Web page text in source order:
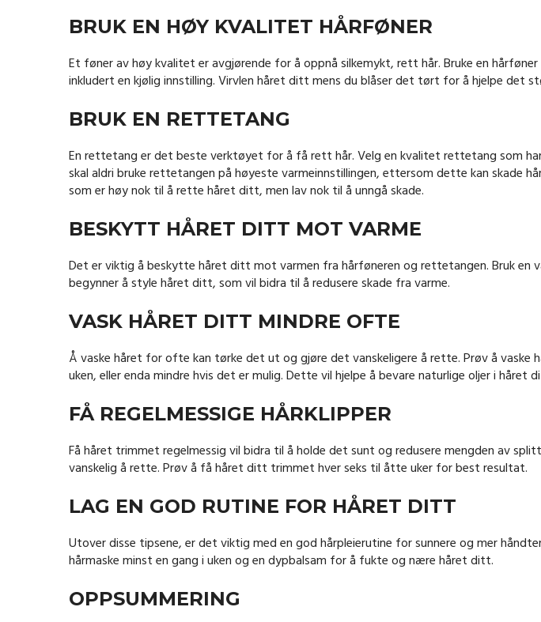
BRUK EN HØY KVALITET HÅRFØNER
Et føner av høy kvalitet er avgjørende for å oppnå silkemykt, rett hår. Bruke en
inkludert en kjølig innstilling. Virvlen håret ditt mens du blåser det tørt for å hjelpe det
BRUK EN RETTETANG
En rettetang er det beste verktøyet for å få rett hår. Velg en kvalitet rettetang som
skal aldri bruke rettetangen på høyeste varmeinnstillingen, ettersom dette kan skade
som er høy nok til å rette håret ditt, men lav nok til å unngå skade.
BESKYTT HÅRET DITT MOT VARME
Det er viktig å beskytte håret ditt mot varmen fra hårføneren og rettetangen. Bruk en
begynner å style håret ditt, som vil bidra til å redusere skade fra varme.
VASK HÅRET DITT MINDRE OFTE
Å vaske håret for ofte kan tørke det ut og gjøre det vanskeligere å rette. Prøv å
uken, eller enda mindre hvis det er mulig. Dette vil hjelpe å bevare naturlige oljer i
FÅ REGELMESSIGE HÅRKLIPPER
Få håret trimmet regelmessig vil bidra til å holde det sunt og redusere mengden av
vanskelig å rette. Prøv å få håret ditt trimmet hver seks til åtte uker for best resultat.
LAG EN GOD RUTINE FOR HÅRET DITT
Utover disse tipsene, er det viktig med en god hårpleierutine for sunnere og mer
hårmaske minst en gang i uken og en dypbalsam for å fukte og nære håret ditt.
OPPSUMMERING